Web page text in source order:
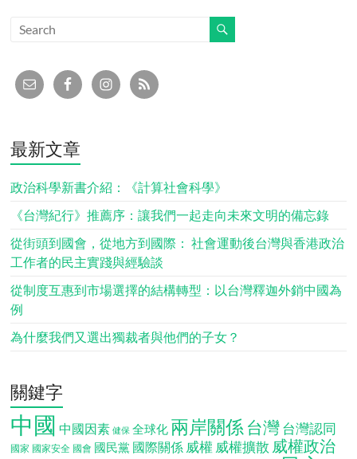
最新文章
政治科學新書介紹：《計算社會科學》
《台灣紀行》推薦序：讓我們一起走向未來文明的備忘錄
從街頭到國會，從地方到國際： 社會運動後台灣與香港政治
工作者的民主實踐與經驗談
從制度互惠到市場選擇的結構轉型：以台灣釋迦外銷中國為
例
為什麼我們又選出獨裁者與他們的子女？
關鍵字
中國 中國因素 健保 全球化 兩岸關係 台灣台灣認同
國家 國家安全 國會 國民黨 國際關係 威權 威權擴散 威權政治